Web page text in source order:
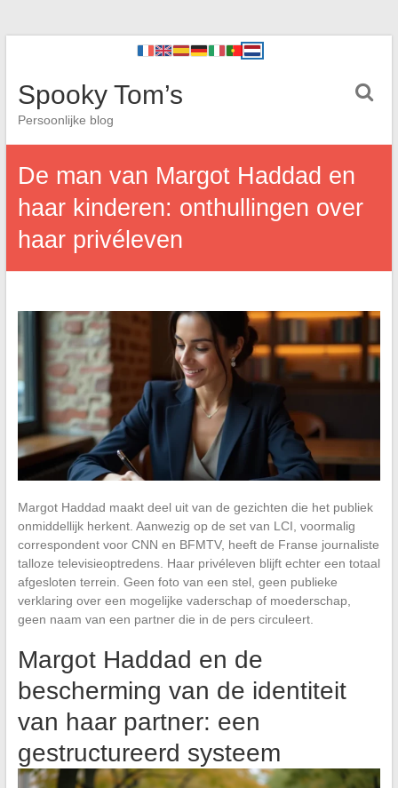
Spooky Tom’s
Persoonlijke blog
De man van Margot Haddad en
haar kinderen: onthullingen over
haar privéleven
Margot Haddad maakt deel uit van de gezichten die het publiek
onmiddellijk herkent. Aanwezig op de set van LCI, voormalig
correspondent voor CNN en BFMTV, heeft de Franse journaliste
talloze televisieoptredens. Haar privéleven blijft echter een totaal
afgesloten terrein. Geen foto van een stel, geen publieke
verklaring over een mogelijke vaderschap of moederschap,
geen naam van een partner die in de pers circuleert.
Margot Haddad en de
bescherming van de identiteit
van haar partner: een
gestructureerd systeem